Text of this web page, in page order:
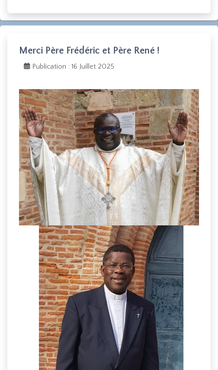
Merci Père Frédéric et Père René !
Publication : 16 Juillet 2025